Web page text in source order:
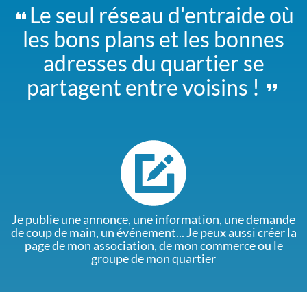
Le seul réseau d'entraide où
les bons plans et les bonnes
adresses du quartier se
partagent entre voisins !
Je publie une annonce, une information, une demande
de coup de main, un événement... Je peux aussi créer la
page de mon association, de mon commerce ou le
groupe de mon quartier